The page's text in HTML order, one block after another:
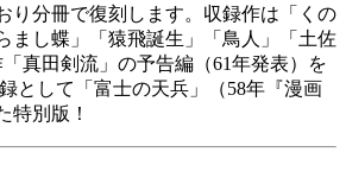
り分冊で復刻します。収録作は「くの
まし蝶」「猿飛誕生」「鳥人」「土佐
真田剣流」の予告編（61年発表）を
として「富士の天兵」（58年『漫画
特別版！